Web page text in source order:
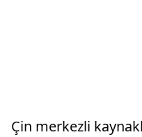
Çin merkezli